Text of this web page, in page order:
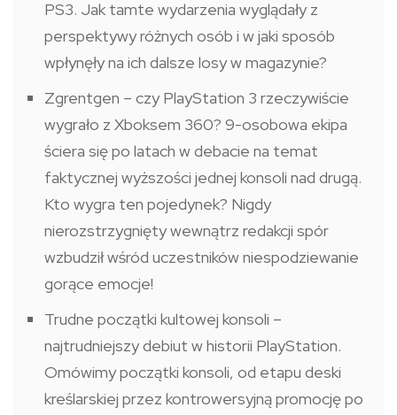
PS3. Jak tamte wydarzenia wyglądały z
perspektywy różnych osób i w jaki sposób
wpłynęły na ich dalsze losy w magazynie?
Zgrentgen – czy PlayStation 3 rzeczywiście
wygrało z Xboksem 360? 9-osobowa ekipa
ściera się po latach w debacie na temat
faktycznej wyższości jednej konsoli nad drugą.
Kto wygra ten pojedynek? Nigdy
nierozstrzygnięty wewnątrz redakcji spór
wzbudził wśród uczestników niespodziewanie
gorące emocje!
Trudne początki kultowej konsoli –
najtrudniejszy debiut w historii PlayStation.
Omówimy początki konsoli, od etapu deski
kreślarskiej przez kontrowersyjną promocję po